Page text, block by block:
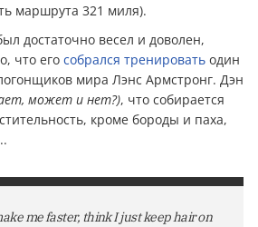
маршрута 321 миля).
достаточно весел и доволен,
что его собрался тренировать один
мира Лэнс Армстронг. Дэн
может и нет?), что собирается
кроме бороды и паха,
me faster, think I just keep hair on